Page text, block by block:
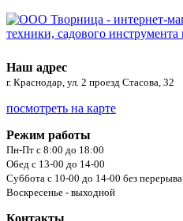
Наш адрес
г. Краснодар, ул. 2 проезд Стасова, 32
посмотреть на карте
Режим работы
Пн-Пт с 8:00 до 18:00
Обед с 13-00 до 14-00
Суббота с 10-00 до 14-00 без перерыва
Воскресенье - выходной
Контакты